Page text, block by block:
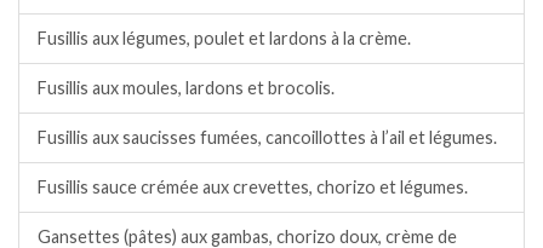
Fusillis aux légumes, poulet et lardons à la crème.
Fusillis aux moules, lardons et brocolis.
Fusillis aux saucisses fumées, cancoillottes à l’ail et légumes.
Fusillis sauce crémée aux crevettes, chorizo et légumes.
Gansettes (pâtes) aux gambas, chorizo doux, crème de